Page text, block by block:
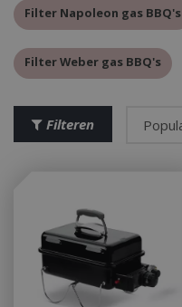
Filter Napoleon gas BBQ's
Filter Weber gas BBQ's
Filteren